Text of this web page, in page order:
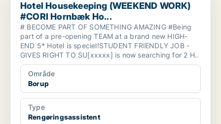
Hotel Housekeeping (WEEKEND WORK)
#CORI Hornbæk Ho...
# BECOME PART OF SOMETHING AMAZING #Being
part of a pre-opening TEAM at a brand new HIGH-
END 5* Hotel is speciel!STUDENT FRIENDLY JOB -
GIVES RIGHT TO SU[xxxxx] is now searching for 2 H..
Område
Borup
Type
Rengøringsassistent